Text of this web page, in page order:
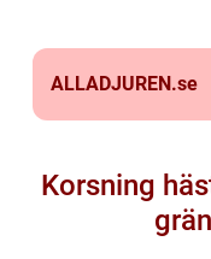
ALLADJUREN.se
Korsning